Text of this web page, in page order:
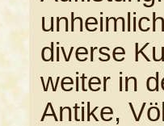
diverse
weiter in
Antike,